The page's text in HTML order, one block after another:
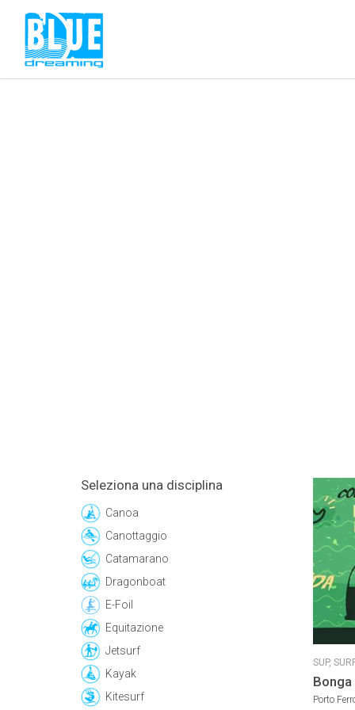
Seleziona una disciplina
Canoa
Canottaggio
Catamarano
Dragonboat
E-Foil
Equitazione
Jetsurf
Kayak
Kitesurf
SUP,
Porto